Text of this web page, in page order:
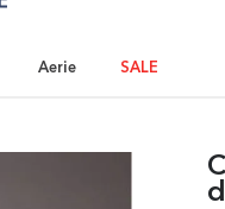
Aerie SALE